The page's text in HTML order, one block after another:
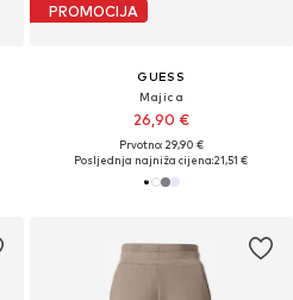
PROMOCIJA
GUESS
Majica
26,90 €
Prvotno: 29,90 €
Posljednja najniža cijena:21,51 €